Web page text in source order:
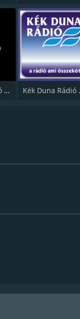
Sunshine Rádió FM 99.4